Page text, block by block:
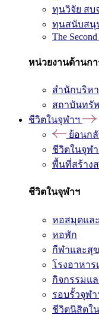
ทุนวิจัย สบ
ทุนสนับสนุ
The
หน่วยงานด้านกา
สำนักบริห
สถาบันทรั
ชีวิตในจุฬาฯ
ย้อนก
ชีวิตในจุฬ
พื้นที่สร้าง
ชีวิตในจุฬาฯ
หอสมุดแล
หอพัก
กีฬาและสุ
โรงอาหาร
กิจกรรมแ
รอบรั้วจุฬา
ชีวิตนิสิตใ